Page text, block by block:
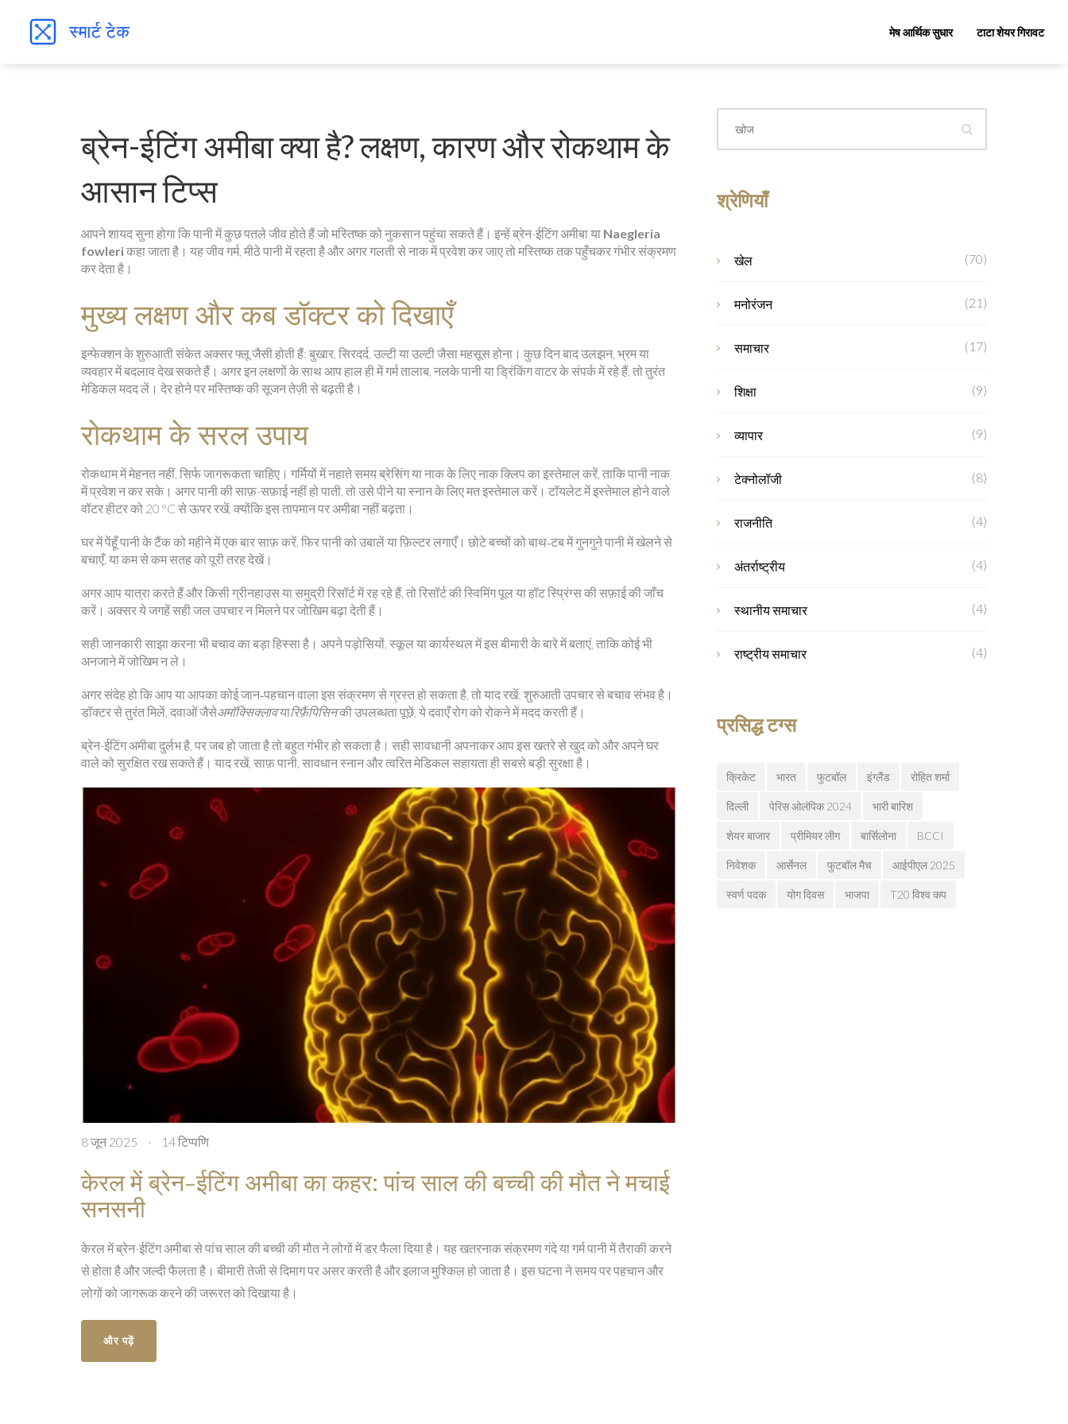
मेष आर्थिक सुधार टाटा शेयर गिरावट
ब्रेन-ईटिंग अमीबा क्या है? लक्षण, कारण और रोकथाम के
आसान टिप्स
आपने शायद सुना होगा कि पानी में कुछ पतले जीव होते हैं जो मस्तिष्क को नुकसान पहुंचा सकते हैं। इन्हें ब्रेन-ईटिंग अमीबा या Naegleria
fowleriकहा जाता है। यह जीव गर्म, मीठे पानी में रहता है और अगर गलती से नाक में प्रवेश कर जाए तो मस्तिष्क तक पहुँचकर गंभीर संक्रमण
कर देता है।
मुख्य लक्षण और कब डॉक्टर को दिखाएँ
इन्फेक्शन के शुरुआती संकेत अक्सर फ्लू जैसी होती हैं: बुखार, सिरदर्द, उल्टी या उल्टी जैसा महसूस होना। कुछ दिन बाद उलझन, भ्रम या
व्यवहार में बदलाव देख सकते हैं। अगर इन लक्षणों के साथ आप हाल ही में गर्म तालाब, नलके पानी या ड्रिंकिंग वाटर के संपर्क में रहे हैं, तो तुरंत
मेडिकल मदद लें। देर होने पर मस्तिष्क की सूजन तेज़ी से बढ़ती है।
रोकथाम के सरल उपाय
रोकथाम में मेहनत नहीं, सिर्फ जागरूकता चाहिए। गर्मियों में नहाते समय ब्रेसिंग या नाक के लिए नाक क्लिप का इस्तेमाल करें, ताकि पानी नाक
में प्रवेश न कर सके। अगर पानी की साफ़-सफ़ाई नहीं हो पाती, तो उसे पीने या स्नान के लिए मत इस्तेमाल करें। टॉयलेट में इस्तेमाल होने वाले
वॉटर हीटर को 20 °C से ऊपर रखें, क्योंकि इस तापमान पर अमीबा नहीं बढ़ता।
घर में पेंहूँ पानी के टैंक को महीने में एक बार साफ़ करें, फिर पानी को उबालें या फ़िल्टर लगाएँ। छोटे बच्चों को बाथ‑टब में गुनगुने पानी में खेलने से
बचाएँ, या कम से कम सतह को पूरी तरह देखें।
अगर आप यात्रा करते हैं और किसी ग्रीनहाउस या समुद्री रिसॉर्ट में रह रहे हैं, तो रिसॉर्ट की स्विमिंग पूल या हॉट स्प्रिंग्स की सफ़ाई की जाँच
करें। अक्सर ये जगहें सही जल उपचार न मिलने पर जोखिम बढ़ा देती हैं।
सही जानकारी साझा करना भी बचाव का बड़ा हिस्सा है। अपने पड़ोसियों, स्कूल या कार्यस्थल में इस बीमारी के बारे में बताएं, ताकि कोई भी
अनजाने में जोखिम न ले।
अगर संदेह हो कि आप या आपका कोई जान‑पहचान वाला इस संक्रमण से ग्रस्त हो सकता है, तो याद रखें: शुरुआती उपचार से बचाव संभव है।
डॉक्टर से तुरंत मिलें, दवाओं जैसेअमॉक्सिक्लावयारिफ़ैंपिसिनकी उपलब्धता पूछें, ये दवाएँ रोग को रोकने में मदद करती हैं।
ब्रेन-ईटिंग अमीबा दुर्लभ है, पर जब हो जाता है तो बहुत गंभीर हो सकता है। सही सावधानी अपनाकर आप इस खतरे से खुद को और अपने घर
वाले को सुरक्षित रख सकते हैं। याद रखें, साफ़ पानी, सावधान स्नान और त्वरित मेडिकल सहायता ही सबसे बड़ी सुरक्षा है।
8 जून 2025 · 14 टिप्पणि
केरल में ब्रेन-ईटिंग अमीबा का कहर: पांच साल की बच्ची की मौत ने मचाई
सनसनी
केरल में ब्रेन-ईटिंग अमीबा से पांच साल की बच्ची की मौत ने लोगों में डर फैला दिया है। यह खतरनाक संक्रमण गंदे या गर्म पानी में तैराकी करने
से होता है और जल्दी फैलता है। बीमारी तेजी से दिमाग पर असर करती है और इलाज मुश्किल हो जाता है। इस घटना ने समय पर पहचान और
लोगों को जागरूक करने की जरूरत को दिखाया है।
और पढ़ें
श्रेणियाँ
खेल (70)
मनोरंजन (21)
समाचार (17)
शिक्षा (9)
व्यापार (9)
टेक्नोलॉजी (8)
राजनीति (4)
अंतर्राष्ट्रीय (4)
स्थानीय समाचार (4)
राष्ट्रीय समाचार (4)
प्रसिद्ध टग्स
क्रिकेट भारत फुटबॉल इंग्लैंड रोहित शर्मा
दिल्ली पेरिस ओलंपिक 2024 भारी बारिश
शेयर बाजार प्रीमियर लीग बार्सिलोना BCCI
निवेशक आर्सेनल फुटबॉल मैच आईपीएल 2025
स्वर्ण पदक योग दिवस भाजपा T20 विश्व कप